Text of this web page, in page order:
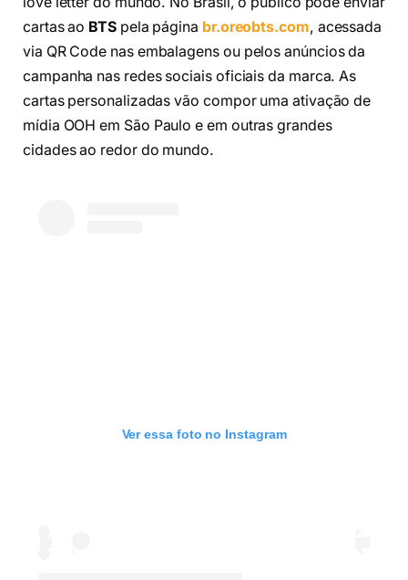
cartas ao BTSpela página br.oreobts.com, acessada
via QR Code nas embalagens ou pelos anúncios da
campanha nas redes sociais oficiais da marca. As
cartas personalizadas vão compor uma ativação de
mídia OOH em São Paulo e em outras grandes
cidades ao redor do mundo.
Ver essa foto no Instagram